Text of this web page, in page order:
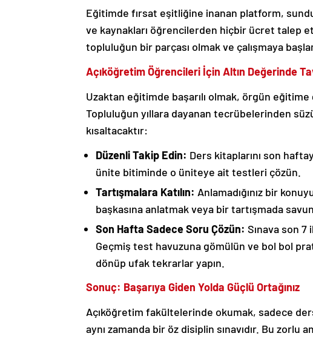
Eğitimde fırsat eşitliğine inanan platform,
ve kaynakları öğrencilerden hiçbir ücret talep
topluluğun bir parçası olmak ve çalışmaya
Açıköğretim Öğrencileri İçin Altın Değerinde
Uzaktan eğitimde başarılı olmak, örgün
Topluluğun yıllara dayanan tecrübelerinden
kısaltacaktır:
Düzenli Takip Edin: Ders kitaplarını son
ünite bitiminde o üniteye ait testleri çözün.
Tartışmalara Katılın: Anlamadığınız bir
başkasına anlatmak veya bir tartışmada
Son Hafta Sadece Soru Çözün: Sınava son 7
Geçmiş test havuzuna gömülün ve bol bol
dönüp ufak tekrarlar yapın.
Sonuç: Başarıya Giden Yolda Güçlü Ortağınız
Açıköğretim fakültelerinde okumak, sadece
aynı zamanda bir öz disiplin sınavıdır. Bu zorlu